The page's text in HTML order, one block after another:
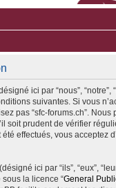
ici par “nous”,
suivantes. Si vous
pas “sfc-forums.ch”.
soit prudent de vérifier
effectués, vous acceptez
ici par “ils”, “eux”,
la licence “General